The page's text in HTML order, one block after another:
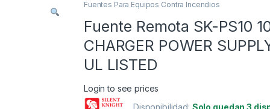
Fuentes Para Equipos Contra Incendios
Fuente Remota SK-PS10
CHARGER POWER
UL LISTED
Login to see prices
Disponibilidad: Solo quedan 3